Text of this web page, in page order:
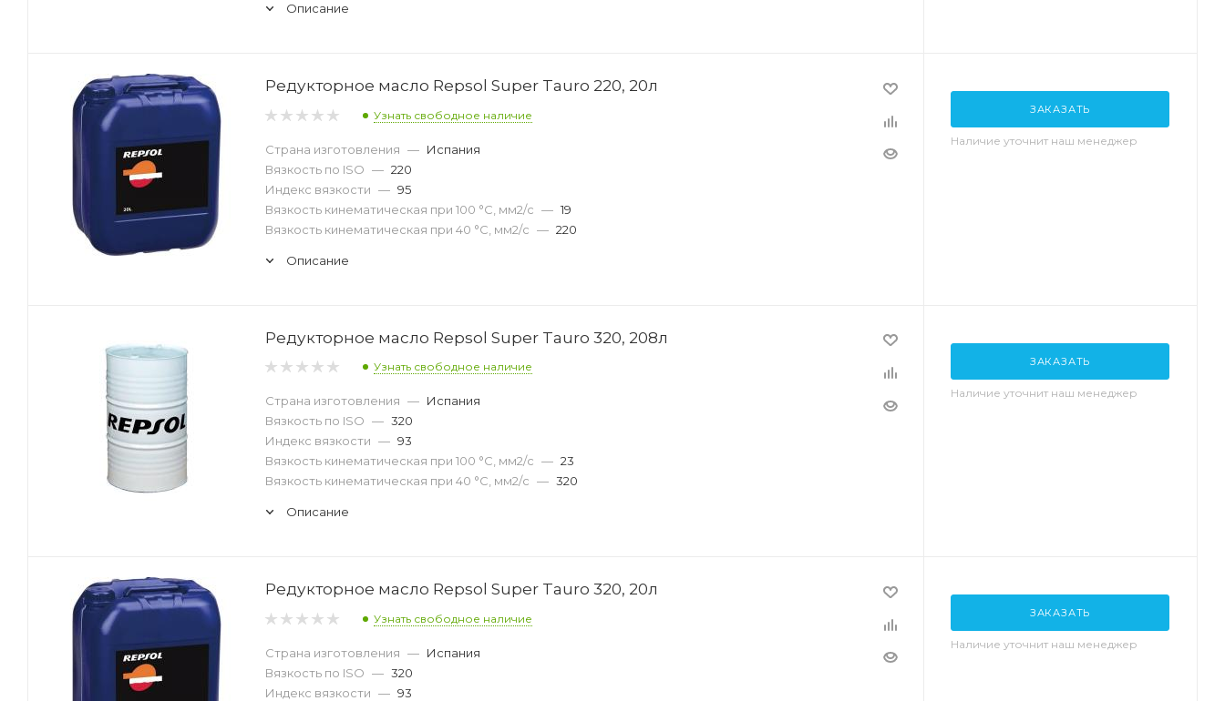
Описание
Редукторное масло Repsol Super Tauro 220, 20л
Узнать свободное наличие
Страна изготовления — Испания
Вязкость по ISO — 220
Индекс вязкости — 95
Вязкость кинематическая при 100 °С, мм2/с — 19
Вязкость кинематическая при 40 °С, мм2/с — 220
Описание
ЗАКАЗАТЬ
Наличие уточнит наш менеджер
Редукторное масло Repsol Super Tauro 320, 208л
Узнать свободное наличие
Страна изготовления — Испания
Вязкость по ISO — 320
Индекс вязкости — 93
Вязкость кинематическая при 100 °С, мм2/с — 23
Вязкость кинематическая при 40 °С, мм2/с — 320
Описание
ЗАКАЗАТЬ
Наличие уточнит наш менеджер
Редукторное масло Repsol Super Tauro 320, 20л
Узнать свободное наличие
Страна изготовления — Испания
Вязкость по ISO — 320
Индекс вязкости — 93
ЗАКАЗАТЬ
Наличие уточнит наш менеджер